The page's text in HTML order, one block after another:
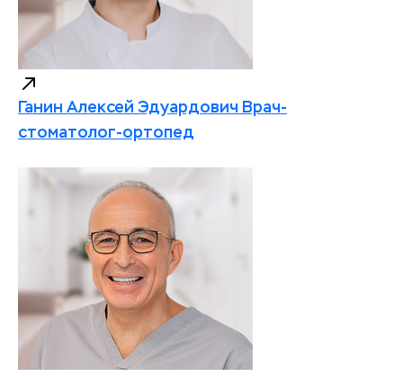
Ганин Алексей Эдуардович Врач-
стоматолог-ортопед